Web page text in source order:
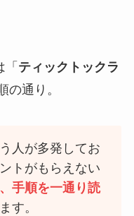
ティックトックラ
の通り。
人が多発してお
トがもらえない
手順を一通り読
す。